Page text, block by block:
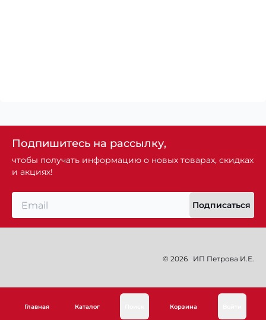
Главная Каталог Корзина
Подпишитесь на рассылку,
чтобы получать информацию о новых товарах, скидках
и акциях!
Подписаться
© 2026 ИП Петрова И.Е.